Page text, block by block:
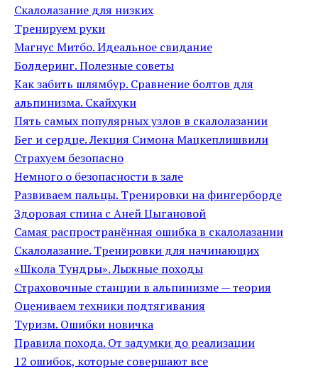
Скалолазание для низких
Тренируем руки
Магнус Митбо. Идеальное свидание
Болдеринг. Полезные советы
Как забить шлямбур. Сравнение болтов для
альпинизма. Скайхуки
Пять самых популярных узлов в скалолазании
Бег и сердце. Лекция Симона Мацкеплишвили
Страхуем безопасно
Немного о безопасности в зале
Развиваем пальцы. Тренировки на фингерборде
Здоровая спина с Аней Цыгановой
Самая распространённая ошибка в скалолазании
Скалолазание. Тренировки для начинающих
«Школа Тундры». Лыжные походы
Страховочные станции в альпинизме — теория
Оцениваем техники подтягивания
Туризм. Ошибки новичка
Правила похода. От задумки до реализации
12 ошибок, которые совершают все